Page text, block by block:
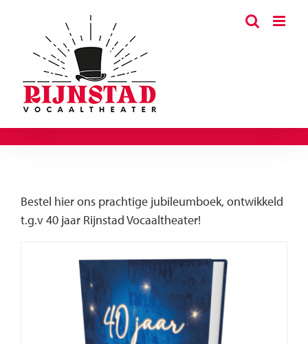
Bestel hier ons prachtige jubileumboek, ontwikkeld
t.g.v 40 jaar Rijnstad Vocaaltheater!